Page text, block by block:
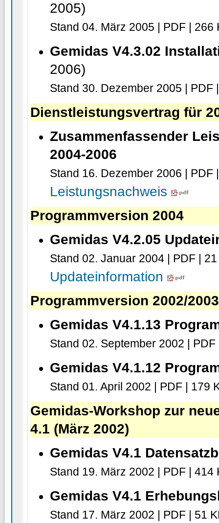
2005)
Stand 04. März 2005 | PDF | 266
Gemidas V4.3.02
2006)
Stand 30. Dezember 2005 | PDF
Dienstleistungsvertrag für
Zusammenfassender
2004-2006
Stand 16. Dezember 2006 | PDF
Leistungsnachweis
Programmversion 2004
Gemidas V4.2.05
Stand 02. Januar 2004 | PDF |
Updateinformation
Programmversion 2002/2003
Gemidas V4.1.13
Stand 02. September 2002 | PDF
Gemidas V4.1.12
Stand 01. April 2002 | PDF | 179
Gemidas-Workshop zur
4.1 (März 2002)
Gemidas V4.1
Stand 19. März 2002 | PDF | 414
Gemidas V4.1
Stand 17. März 2002 | PDF | 51